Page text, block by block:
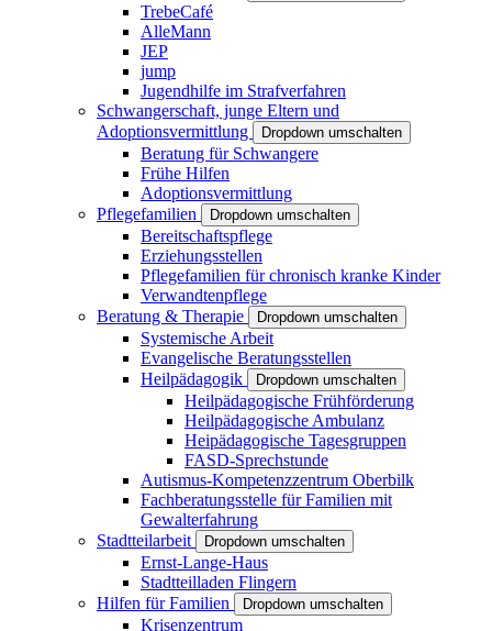
TrebeCafé
AlleMann
JEP
jump
Jugendhilfe im Strafverfahren
Schwangerschaft, junge Eltern und
Adoptionsvermittlung
Dropdown umschalten
Beratung für Schwangere
Frühe Hilfen
Adoptionsvermittlung
Pflegefamilien
Dropdown umschalten
Bereitschaftspflege
Erziehungsstellen
Pflegefamilien für chronisch kranke Kinder
Verwandtenpflege
Beratung & Therapie
Dropdown umschalten
Systemische Arbeit
Evangelische Beratungsstellen
Heilpädagogik
Dropdown umschalten
Heilpädagogische Frühförderung
Heilpädagogische Ambulanz
Heipädagogische Tagesgruppen
FASD-Sprechstunde
Autismus-Kompetenzzentrum Oberbilk
Fachberatungsstelle für Familien mit
Gewalterfahrung
Stadtteilarbeit
Dropdown umschalten
Ernst-Lange-Haus
Stadtteilladen Flingern
Hilfen für Familien
Dropdown umschalten
Krisenzentrum